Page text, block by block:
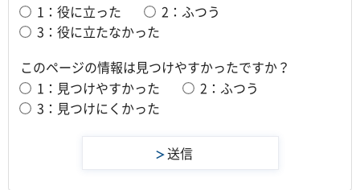
1：役に立った
2：ふつう
3：役に立たなかった
このページの情報は見つけやすかったですか？
1：見つけやすかった
2：ふつう
3：見つけにくかった